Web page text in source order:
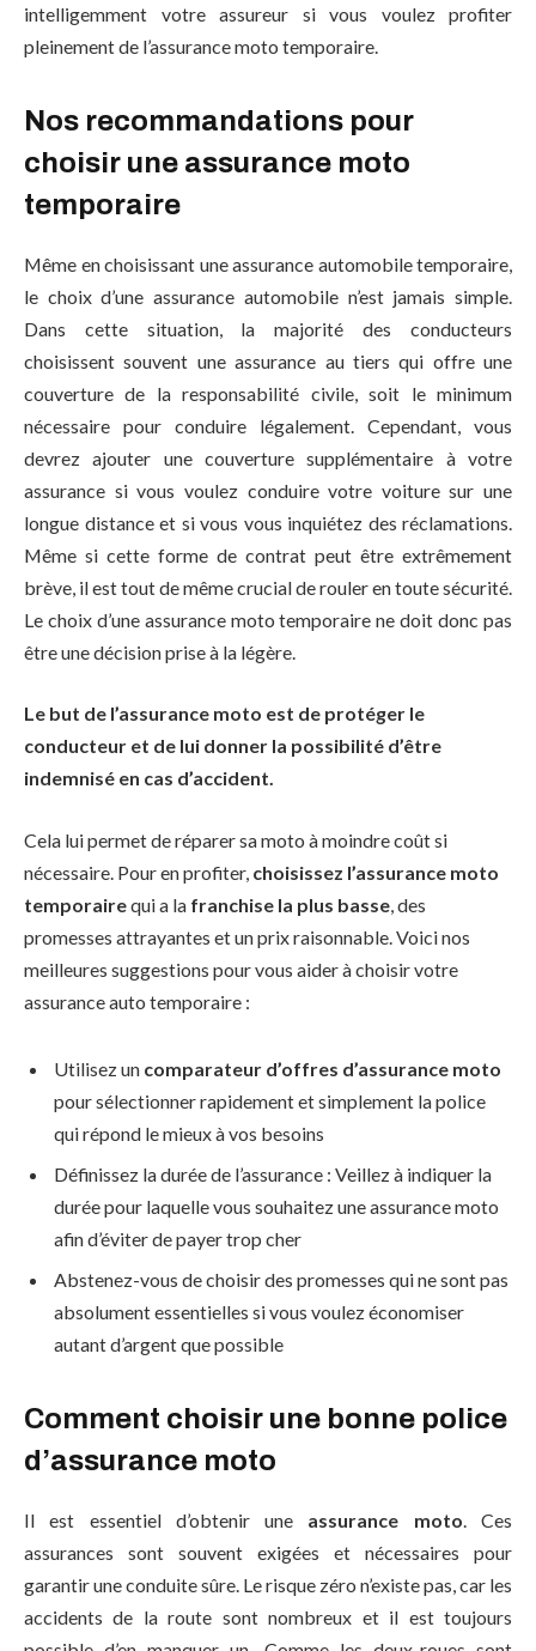
intelligemment votre assureur si vous voulez profiter
pleinement de l’assurance moto temporaire.
Nos recommandations pour
choisir une assurance moto
temporaire
Même en choisissant une assurance automobile temporaire,
le choix d’une assurance automobile n’est jamais simple.
Dans cette situation, la majorité des conducteurs
choisissent souvent une assurance au tiers qui offre une
couverture de la responsabilité civile, soit le minimum
nécessaire pour conduire légalement. Cependant, vous
devrez ajouter une couverture supplémentaire à votre
assurance si vous voulez conduire votre voiture sur une
longue distance et si vous vous inquiétez des réclamations.
Même si cette forme de contrat peut être extrêmement
brève, il est tout de même crucial de rouler en toute sécurité.
Le choix d’une assurance moto temporaire ne doit donc pas
être une décision prise à la légère.
Le but de l’assurance moto est de protéger le
conducteur et de lui donner la possibilité d’être
indemnisé en cas d’accident.
Cela lui permet de réparer sa moto à moindre coût si
nécessaire. Pour en profiter, choisissez l’assurance moto
temporairequi a la franchise la plus basse, des
promesses attrayantes et un prix raisonnable. Voici nos
meilleures suggestions pour vous aider à choisir votre
assurance auto temporaire :
Utilisez un comparateur d’offres d’assurance moto
pour sélectionner rapidement et simplement la police
qui répond le mieux à vos besoins
Définissez la durée de l’assurance : Veillez à indiquer la
durée pour laquelle vous souhaitez une assurance moto
afin d’éviter de payer trop cher
Abstenez-vous de choisir des promesses qui ne sont pas
absolument essentielles si vous voulez économiser
autant d’argent que possible
Comment choisir une bonne police
d’assurance moto
Il est essentiel d’obtenir une assurance moto. Ces
assurances sont souvent exigées et nécessaires pour
garantir une conduite sûre. Le risque zéro n’existe pas, car les
accidents de la route sont nombreux et il est toujours